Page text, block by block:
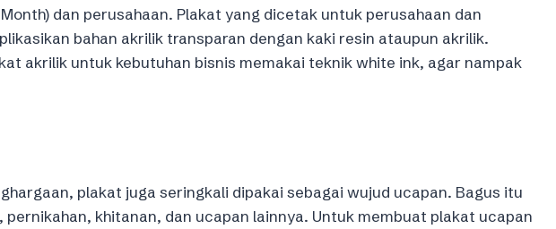
dan perusahaan. Plakat yang dicetak untuk perusahaan dan
bahan akrilik transparan dengan kaki resin ataupun akrilik.
akrilik untuk kebutuhan bisnis memakai teknik white ink, agar nampak
plakat juga seringkali dipakai sebagai wujud ucapan. Bagus itu
pernikahan, khitanan, dan ucapan lainnya. Untuk membuat plakat ucapan